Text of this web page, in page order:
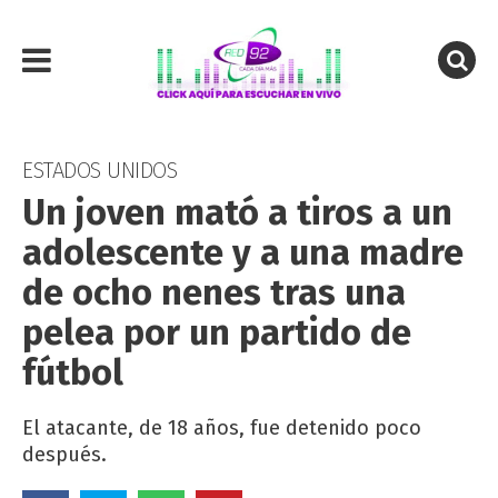
ESTADOS UNIDOS
Un joven mató a tiros a un
adolescente y a una madre
de ocho nenes tras una
pelea por un partido de
fútbol
El atacante, de 18 años, fue detenido poco
después.